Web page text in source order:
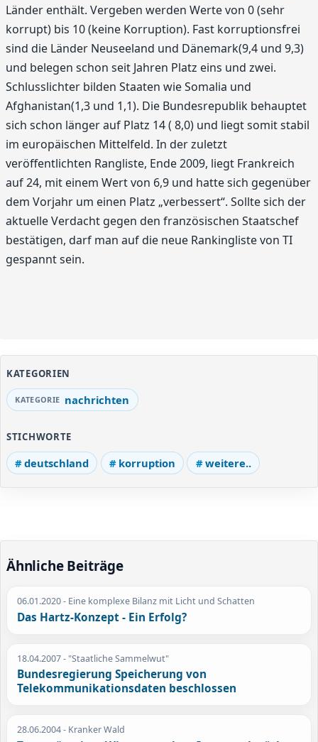
Länder enthält. Vergeben werden Werte von 0 (sehr
korrupt) bis 10 (keine Korruption). Fast korruptionsfrei
sind die Länder Neuseeland und Dänemark(9,4 und 9,3)
und belegen schon seit Jahren Platz eins und zwei.
Schlusslichter bilden Staaten wie Somalia und
Afghanistan(1,3 und 1,1). Die Bundesrepublik behauptet
sich schon länger auf Platz 14 ( 8,0) und liegt somit stabil
im europäischen Mittelfeld. In der zuletzt
veröffentlichten Rangliste, Ende 2009, liegt Frankreich
auf 24, mit einem Wert von 6,9 und hatte sich gegenüber
dem Vorjahr um einen Platz „verbessert“. Sollte sich der
aktuelle Verdacht gegen den französischen Staatschef
bestätigen, darf man auf die neue Rankingliste von TI
gespannt sein.
KATEGORIEN
nachrichten
STICHWORTE
deutschland korruption weitere..
Ähnliche Beiträge
06.01.2020- Eine komplexe Bilanz mit Licht und Schatten
Das Hartz-Konzept - Ein Erfolg?
18.04.2007- "Staatliche Sammelwut"
Bundesregierung Speicherung von
Telekommunikationsdaten beschlossen
28.06.2004- Kranker Wald